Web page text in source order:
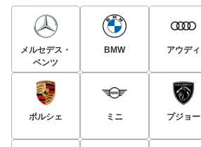
メルセデス・
ベンツ
BMW アウディ
ポルシェ ミニ プジョー